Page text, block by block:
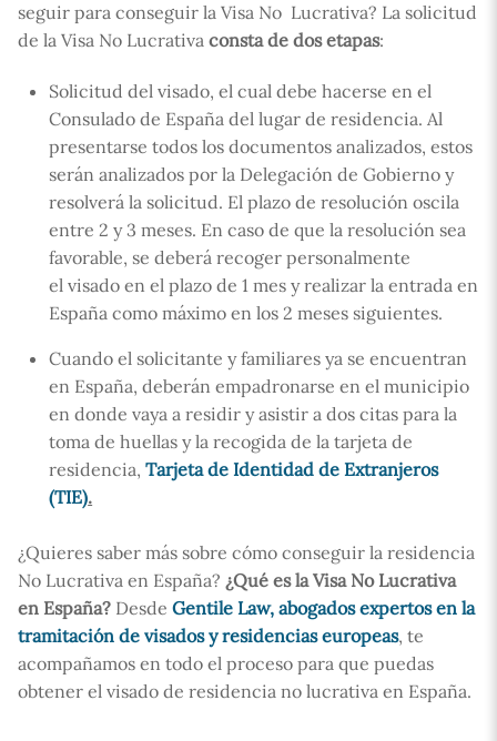
seguir para conseguir la Visa No Lucrativa? La solicitud
de la Visa No Lucrativa consta de dos etapas:
Solicitud del visado, el cual debe hacerse en el
Consulado de España del lugar de residencia. Al
presentarse todos los documentos analizados, estos
serán analizados por la Delegación de Gobierno y
resolverá la solicitud. El plazo de resolución oscila
entre 2 y 3 meses. En caso de que la resolución sea
favorable, se deberá recoger personalmente
el visado en el plazo de 1 mes y realizar la entrada en
España como máximo en los 2 meses siguientes.
Cuando el solicitante y familiares ya se encuentran
en España, deberán empadronarse en el municipio
en donde vaya a residir y asistir a dos citas para la
toma de huellas y la recogida de la tarjeta de
residencia,Tarjeta de Identidad de Extranjeros
(TIE).
¿Quieres saber más sobre cómo conseguir la residencia
No Lucrativa en España? ¿Qué es la Visa No Lucrativa
en España? Desde Gentile Law, abogados expertos en la
tramitación de visados y residencias europeas, te
acompañamos en todo el proceso para que puedas
obtener el visado de residencia no lucrativa en España.